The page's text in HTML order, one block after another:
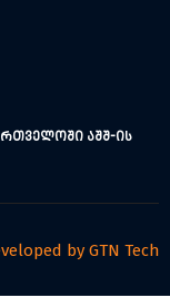
აშშ-ის
by GTN Tech